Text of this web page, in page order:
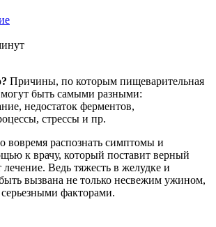
Причины, по которым пищеварительная
могут быть самыми разными:
недостаток ферментов,
стрессы и пр.
вовремя распознать симптомы и
к врачу, который поставит верный
лечение. Ведь тяжесть в желудке и
вызвана не только несвежим ужином,
факторами.